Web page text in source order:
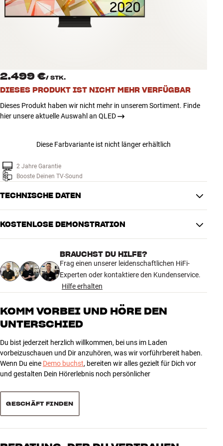
Zubehör
ANGEBOTE
Kundendienst
Kundendienst
Bauen mit Klang
2.499 €/ STK.
DIESES PRODUKT IST NICHT MEHR VERFÜGBAR
Dieses Produkt haben wir nicht mehr in unserem Sortiment. Finde
hier unsere aktuelle Auswahl an QLED
Diese Farbvariante ist nicht länger erhältlich
2 Jahre Garantie
Booste Deinen TV-Sound
TECHNISCHE DATEN
BILD
Full / edge backlight
Full Backlight
SMART TV
USB Recording Ja
ENERGIE
Standby-Stromverbrauch (watt) 0,5 watt
Gewicht (kg)
33,6
KOSTENLOSE DEMONSTRATION
BRAUCHST DU HILFE?
Frag einen unserer leidenschaftlichen HiFi-
Experten oder kontaktiere den Kundenservice.
Hilfe erhalten
KOMM VORBEI UND HÖRE DEN
UNTERSCHIED
Du bist jederzeit herzlich willkommen, bei uns im Laden
vorbeizuschauen und Dir anzuhören, was wir vorführbereit haben.
Wenn Du eine Demo buchst, bereiten wir alles gezielt für Dich vor
und gestalten Dein Hörerlebnis noch persönlicher
GESCHÄFT FINDEN